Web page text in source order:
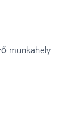
munkahely